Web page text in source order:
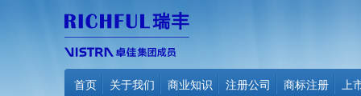
首页 关于我们 商业知识 注册公司 商标注册 上